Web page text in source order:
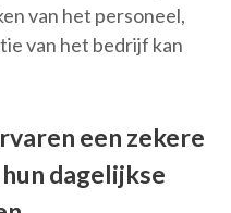
van het personeel,
van het bedrijf kan
een zekere
dagelijkse